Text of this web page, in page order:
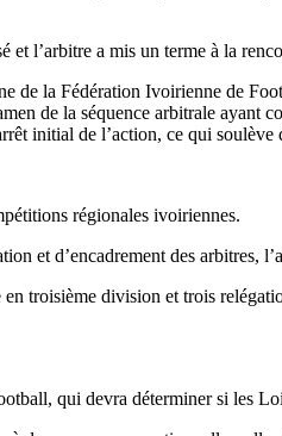
l’arbitre a mis un terme à la
la Fédération Ivoirienne de
de la séquence arbitrale ayant
initial de l’action, ce qui
régionales ivoiriennes.
et d’encadrement des arbitres,
troisième division et trois
qui devra déterminer si les